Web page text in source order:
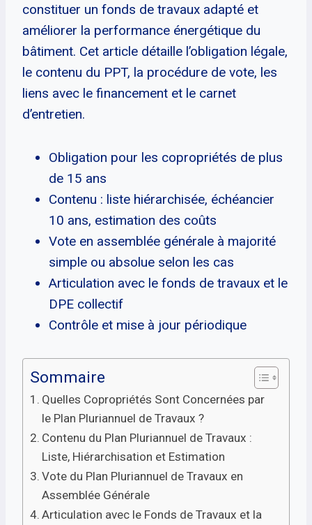
constituer un fonds de travaux adapté et
améliorer la performance énergétique du
bâtiment. Cet article détaille l’obligation légale,
le contenu du PPT, la procédure de vote, les
liens avec le financement et le carnet
d’entretien.
Obligation pour les copropriétés de plus
de 15 ans
Contenu : liste hiérarchisée, échéancier
10 ans, estimation des coûts
Vote en assemblée générale à majorité
simple ou absolue selon les cas
Articulation avec le fonds de travaux et le
DPE collectif
Contrôle et mise à jour périodique
Sommaire
Quelles Copropriétés Sont Concernées par
le Plan Pluriannuel de Travaux ?
Contenu du Plan Pluriannuel de Travaux :
Liste, Hiérarchisation et Estimation
Vote du Plan Pluriannuel de Travaux en
Assemblée Générale
Articulation avec le Fonds de Travaux et la